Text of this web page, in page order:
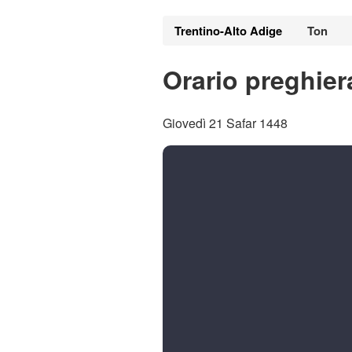
Trentino-Alto Adige Ton
Orario
Giovedì 21 Safar 1448